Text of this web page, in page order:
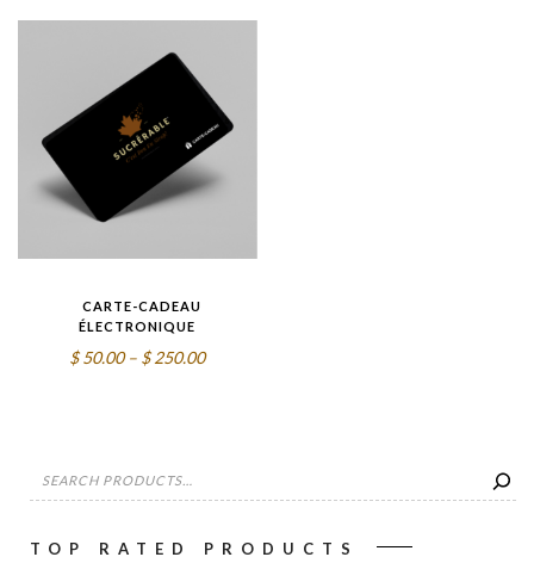
CARTE-CADEAU
ÉLECTRONIQUE
$ 50.00 – $ 250.00Price
SEARCH
TOP RATED PRODUCTS